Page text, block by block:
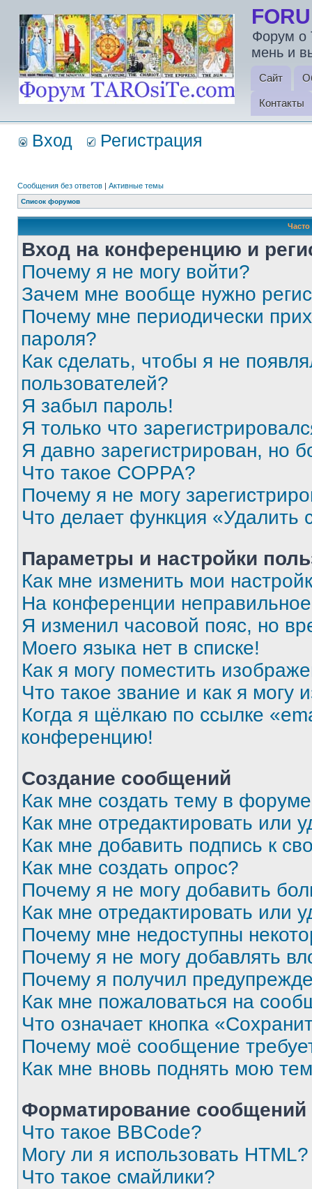
Форум о
мень и
Сайт
Контакты
Вход Регистрация
Сообщения без ответов | Активные темы
Список форумов
Вход на конференцию и
Почему я не могу войти?
Зачем мне вообще нужно
Почему мне периодически
пароля?
Как сделать, чтобы я не
пользователей?
Я забыл пароль!
Я только что
Я давно зарегистрирован, но
Что такое COPPA?
Почему я не могу
Что делает функция «Удалить
Параметры и настройки
Как мне изменить мои
На конференции
Я изменил часовой пояс, но
Моего языка нет в списке!
Как я могу поместить
Что такое звание и как я могу
Когда я щёлкаю по ссылке
конференцию!
Создание сообщений
Как мне создать тему в
Как мне отредактировать или
Как мне добавить подпись к
Как мне создать опрос?
Почему я не могу добавить
Как мне отредактировать или
Почему мне недоступны
Почему я не могу добавлять
Почему я получил
Как мне пожаловаться на
Что означает кнопка
Почему моё сообщение
Как мне вновь поднять мою
Форматирование
Что такое BBCode?
Могу ли я использовать HTML?
Что такое смайлики?